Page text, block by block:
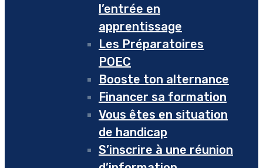
l’entrée en
apprentissage
Les Préparatoires
POEC
Booste ton alternance
Financer sa formation
Vous êtes en situation
de handicap
S’inscrire à une réunion